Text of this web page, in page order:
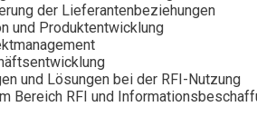
der Lieferantenbeziehungen
und Produktentwicklung
und Lösungen bei der RFI-Nutzung
Bereich RFI und